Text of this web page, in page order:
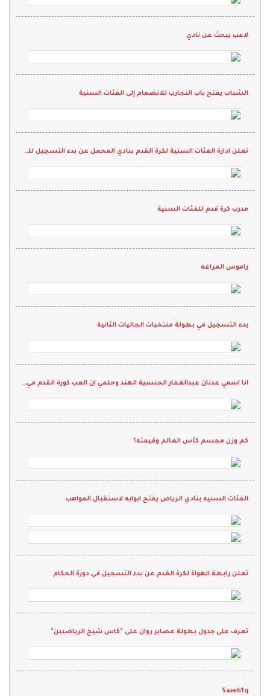
لاعب يبحث عن نادي
الشباب يفتح باب التجارب للانضمام إلى الفئات السنية
تعلن ادارة الفئات السنية لكرة القدم بنادي المحمل عن بدء التسجيل للمرحلة الأولى
مدرب كرة قدم للفئات السنية
راموس المراغه
بدء التسجيل في بطولة منتخبات الجاليات الثانية
انا اسمي عدنان عبدالغفار الجنسية الهند وحلمي ان العب كورة القدم في نادي واقدم كل م لدي ويارب انها تححق
كم وزن مجسم كأس العالم وقيمته؟
الفئات السنيه بنادي الرياض يفتح ابوابه لاستقبال المواهب
تعلن رابطة الهواة لكرة القدم عن بدء التسجيل في دورة الحكام
تعرف على جدول بطولة عصاير روان على "كاس شيخ الرياضيين"
Saəeh1q